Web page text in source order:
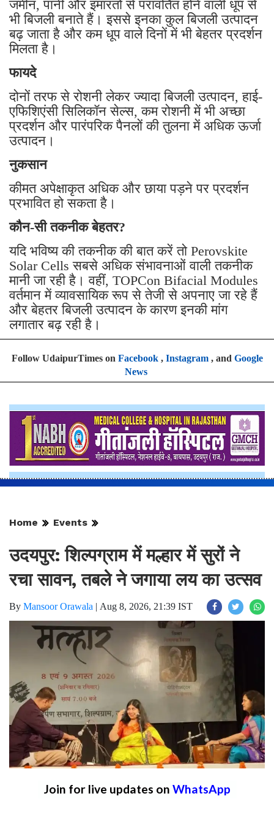
जमीन, पानी और इमारतों से परावर्तित होने वाली धूप से
भी बिजली बनाते हैं। इससे इनका कुल बिजली उत्पादन
बढ़ जाता है और कम धूप वाले दिनों में भी बेहतर प्रदर्शन
मिलता है।
फायदे
दोनों तरफ से रोशनी लेकर ज्यादा बिजली उत्पादन, हाई-
एफिशिएंसी सिलिकॉन सेल्स, कम रोशनी में भी अच्छा
प्रदर्शन और पारंपरिक पैनलों की तुलना में अधिक ऊर्जा
उत्पादन।
नुकसान
कीमत अपेक्षाकृत अधिक और छाया पड़ने पर प्रदर्शन
प्रभावित हो सकता है।
कौन-सी तकनीक बेहतर?
यदि भविष्य की तकनीक की बात करें तो Perovskite
Solar Cells सबसे अधिक संभावनाओं वाली तकनीक
मानी जा रही है। वहीं, TOPCon Bifacial Modules
वर्तमान में व्यावसायिक रूप से तेजी से अपनाए जा रहे हैं
और बेहतर बिजली उत्पादन के कारण इनकी मांग
लगातार बढ़ रही है।
Follow UdaipurTimes on Facebook, Instagram, and Google
News
Home Events
उदयपुर: शिल्पग्राम में मल्हार में सुरों ने
रचा सावन, तबले ने जगाया लय का उत्सव
By Mansoor Orawala | Aug 8, 2026, 21:39 IST
Join for live updates on WhatsApp